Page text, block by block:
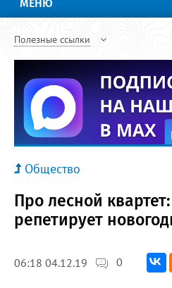
МЕНЮ
Полезные ссылки
Общество
Про лесной
репетирует
06:18 04.12.19 0